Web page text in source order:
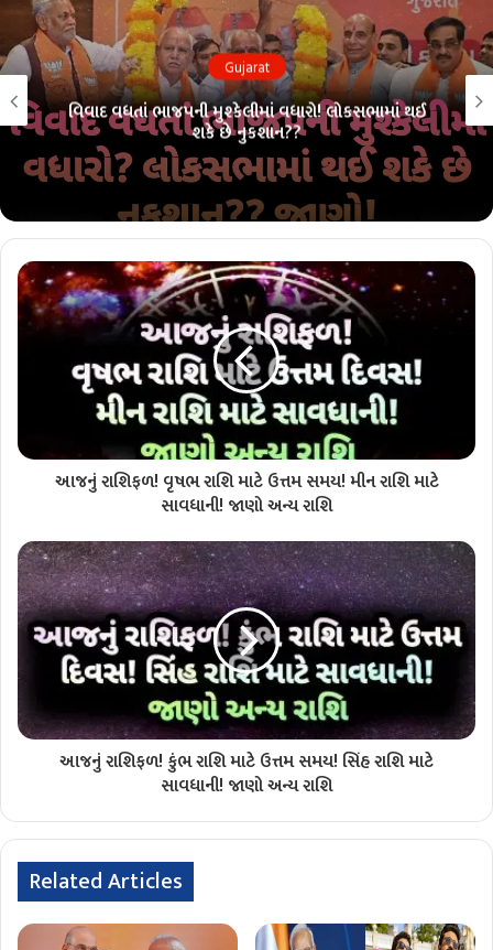
Gujarat
વિવાદ વધતાં ભાજપની મુશ્કેલીમાં વધારો! લોકસભામાં થઈ
શકે છે નુકશાન??
આજનું રાશિફળ! વૃષભ રાશિ માટે ઉત્તમ સમય! મીન રાશિ માટે
સાવધાની! જાણો અન્ય રાશિ
આજનું રાશિફળ! કુંભ રાશિ માટે ઉત્તમ સમય! સિંહ રાશિ માટે
સાવધાની! જાણો અન્ય રાશિ
Related Articles